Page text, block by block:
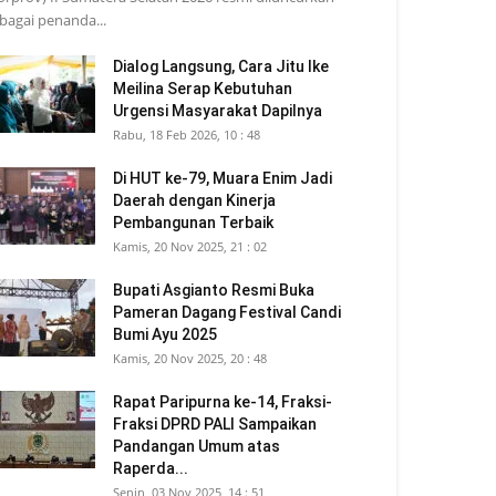
penanda...
Dialog Langsung, Cara Jitu Ike
Meilina Serap Kebutuhan
Urgensi Masyarakat Dapilnya
Rabu, 18 Feb 2026, 10 : 48
Di HUT ke-79, Muara Enim Jadi
Daerah dengan Kinerja
Pembangunan Terbaik
Kamis, 20 Nov 2025, 21 : 02
Bupati Asgianto Resmi Buka
Pameran Dagang Festival Candi
Bumi Ayu 2025
Kamis, 20 Nov 2025, 20 : 48
Rapat Paripurna ke-14, Fraksi-
Fraksi DPRD PALI Sampaikan
Pandangan Umum atas
Raperda...
Senin, 03 Nov 2025, 14 : 51